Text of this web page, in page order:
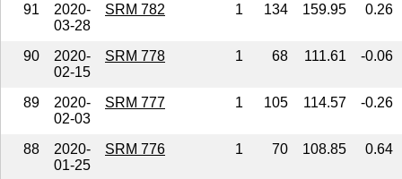
91
2020-
03-28
SRM 782 1 134 159.95 0.26
90
2020-
02-15
SRM 778 1 68 111.61 -0.06
89
2020-
02-03
SRM 777 1 105 114.57 -0.26
88
2020-
01-25
SRM 776 1 70 108.85 0.64